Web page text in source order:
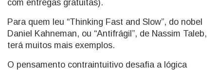
com entregas gratuitas).
Para quem leu “Thinking Fast and Slow”, do nobel
Daniel Kahneman, ou “Antifrágil”, de Nassim Taleb,
terá muitos mais exemplos.
O pensamento contraintuitivo desafia a lógica